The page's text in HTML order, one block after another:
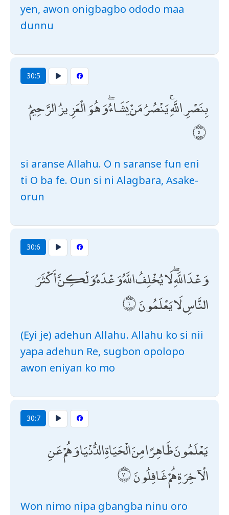
yen, awon onigbagbo ododo maa
dunnu
30:5
بِنَصْرِ اللَّهِ ۚ يَنْصُرُ مَنْ يَشَاءُ ۖ وَهُوَ الْعَزِيزُ الرَّحِيمُ
si aranse Allahu. O n saranse fun eni
ti O ba fe. Oun si ni Alagbara, Asake-
orun
30:6
وَعْدَ اللَّهِ ۖ لَا يُخْلِفُ اللَّهُ وَعْدَهُ وَلَٰكِنَّ أَكْثَرَ
النَّاسِ لَا يَعْلَمُونَ
(Eyi je) adehun Allahu. Allahu ko si nii
yapa adehun Re, sugbon opolopo
awon eniyan ko mo
30:7
يَعْلَمُونَ ظَاهِرًا مِنَ الْحَيَاةِ الدُّنْيَا وَهُمْ عَنِ
الْآخِرَةِ هُمْ غَافِلُونَ
Won nimo nipa gbangba ninu oro